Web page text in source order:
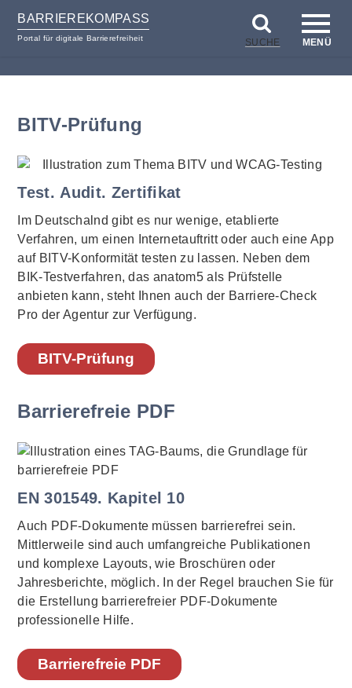
BARRIEREKOMPASS
Portal für digitale Barrierefreiheit SUCHE MENÜ
BITV-Prüfung
Test. Audit. Zertifikat
Im Deutschalnd gibt es nur wenige, etablierte
Verfahren, um einen Internetauftritt oder auch eine App
auf BITV-Konformität testen zu lassen. Neben dem
BIK-Testverfahren, das anatom5 als Prüfstelle
anbieten kann, steht Ihnen auch der Barriere-Check
Pro der Agentur zur Verfügung.
BITV-Prüfung
Barrierefreie PDF
EN 301549. Kapitel 10
Auch PDF-Dokumente müssen barrierefrei sein.
Mittlerweile sind auch umfangreiche Publikationen
und komplexe Layouts, wie Broschüren oder
Jahresberichte, möglich. In der Regel brauchen Sie für
die Erstellung barrierefreier PDF-Dokumente
professionelle Hilfe.
Barrierefreie PDF